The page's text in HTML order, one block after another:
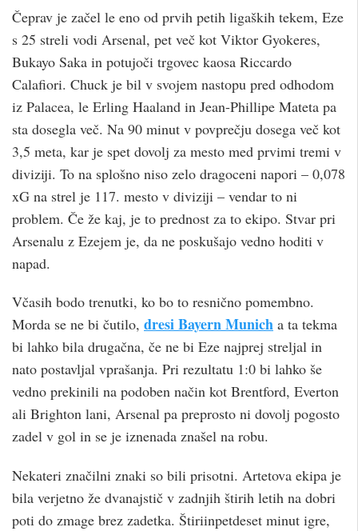
Čeprav je začel le eno od prvih petih ligaških tekem, Eze
s 25 streli vodi Arsenal, pet več kot Viktor Gyokeres,
Bukayo Saka in potujoči trgovec kaosa Riccardo
Calafiori. Chuck je bil v svojem nastopu pred odhodom
iz Palacea, le Erling Haaland in Jean-Phillipe Mateta pa
sta dosegla več. Na 90 minut v povprečju dosega več kot
3,5 meta, kar je spet dovolj za mesto med prvimi tremi v
diviziji. To na splošno niso zelo dragoceni napori – 0,078
xG na strel je 117. mesto v diviziji – vendar to ni
problem. Če že kaj, je to prednost za to ekipo. Stvar pri
Arsenalu z Ezejem je, da ne poskušajo vedno hoditi v
napad.
Včasih bodo trenutki, ko bo to resnično pomembno.
Morda se ne bi čutilo, dresi Bayern Munich a ta tekma
bi lahko bila drugačna, če ne bi Eze najprej streljal in
nato postavljal vprašanja. Pri rezultatu 1:0 bi lahko še
vedno prekinili na podoben način kot Brentford, Everton
ali Brighton lani, Arsenal pa preprosto ni dovolj pogosto
zadel v gol in se je iznenada znašel na robu.
Nekateri značilni znaki so bili prisotni. Artetova ekipa je
bila verjetno že dvanajstič v zadnjih štirih letih na dobri
poti do zmage brez zadetka. Štiriinpetdeset minut igre,